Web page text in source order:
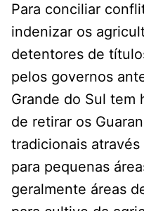
Para conciliar
indenizar os
detentores de
pelos governos
Grande do Sul tem
de retirar os
tradicionais
para pequenas
geralmente áreas